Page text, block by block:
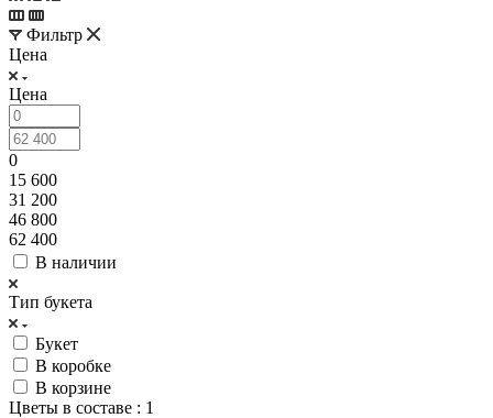
Фильтр
Цена
Цена
0
15 600
31 200
46 800
62 400
В наличии
Тип букета
Букет
В коробке
В корзине
Цветы в составе : 1